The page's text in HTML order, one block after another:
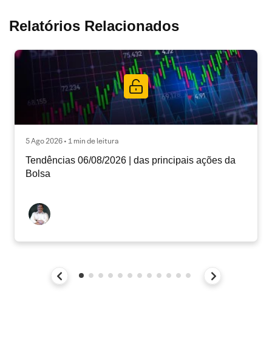
Relatórios Relacionados
5 Ago 2026 • 1 min de leitura
Tendências 06/08/2026 | das principais ações da
Bolsa